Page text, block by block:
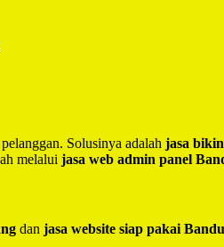
Solusinya adalah jasa
melalui jasa web admin panel
dan jasa website siap pakai